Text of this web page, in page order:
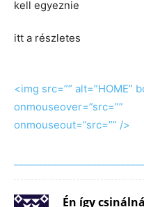
kell egyeznie
itt a részletes
<img src=”” alt=”HOME”
onmouseover=”src=””
onmouseout=”src=”” />
Én így